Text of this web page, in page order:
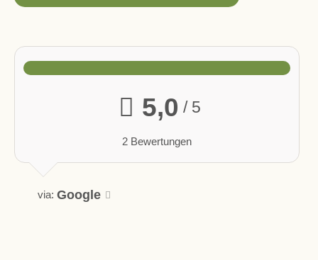
5,0 / 5
2 Bewertungen
via: Google